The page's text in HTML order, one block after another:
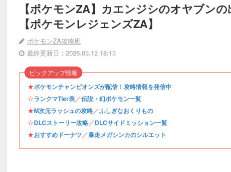
【ポケモンZA】カエンジシのオヤブン
【ポケモンレジェンズZA】
ポケモンZA攻略班
最終更新日：2026.03.12 18:13
★ポケモンチャンピオンズが配信！攻略情報を発信中
☆ランクマTier表／伝説・幻ポケモン一覧
★M次元ラッシュの攻略／ふしぎなおくりもの
☆DLCストーリー攻略／DLCサイドミッション一覧
★おすすめドーナツ／暴走メガシンカのシルエット
ピックアップ情報